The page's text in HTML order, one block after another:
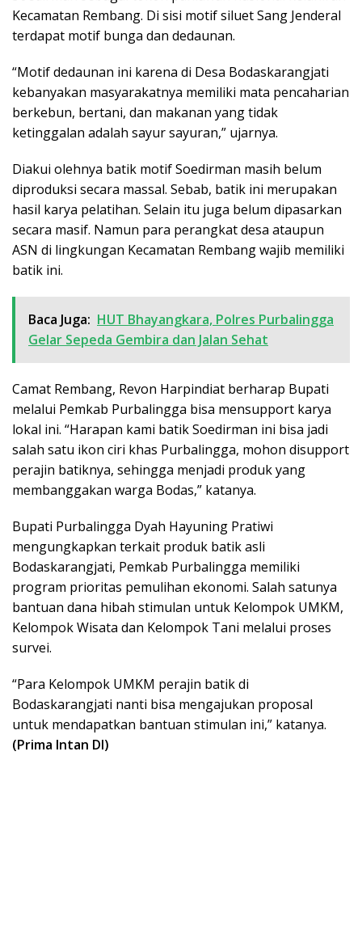
Kecamatan Rembang. Di sisi motif siluet Sang Jenderal
terdapat motif bunga dan dedaunan.
“Motif dedaunan ini karena di Desa Bodaskarangjati
kebanyakan masyarakatnya memiliki mata pencaharian
berkebun, bertani, dan makanan yang tidak
ketinggalan adalah sayur sayuran,” ujarnya.
Diakui olehnya batik motif Soedirman masih belum
diproduksi secara massal. Sebab, batik ini merupakan
hasil karya pelatihan. Selain itu juga belum dipasarkan
secara masif. Namun para perangkat desa ataupun
ASN di lingkungan Kecamatan Rembang wajib memiliki
batik ini.
Baca Juga: HUT Bhayangkara, Polres Purbalingga
Gelar Sepeda Gembira dan Jalan Sehat
Camat Rembang, Revon Harpindiat berharap Bupati
melalui Pemkab Purbalingga bisa mensupport karya
lokal ini. “Harapan kami batik Soedirman ini bisa jadi
salah satu ikon ciri khas Purbalingga, mohon disupport
perajin batiknya, sehingga menjadi produk yang
membanggakan warga Bodas,” katanya.
Bupati Purbalingga Dyah Hayuning Pratiwi
mengungkapkan terkait produk batik asli
Bodaskarangjati, Pemkab Purbalingga memiliki
program prioritas pemulihan ekonomi. Salah satunya
bantuan dana hibah stimulan untuk Kelompok UMKM,
Kelompok Wisata dan Kelompok Tani melalui proses
survei.
“Para Kelompok UMKM perajin batik di
Bodaskarangjati nanti bisa mengajukan proposal
untuk mendapatkan bantuan stimulan ini,” katanya.
(Prima Intan DI)